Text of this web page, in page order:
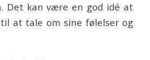
Det kan være en god idé at
at tale om sine følelser og